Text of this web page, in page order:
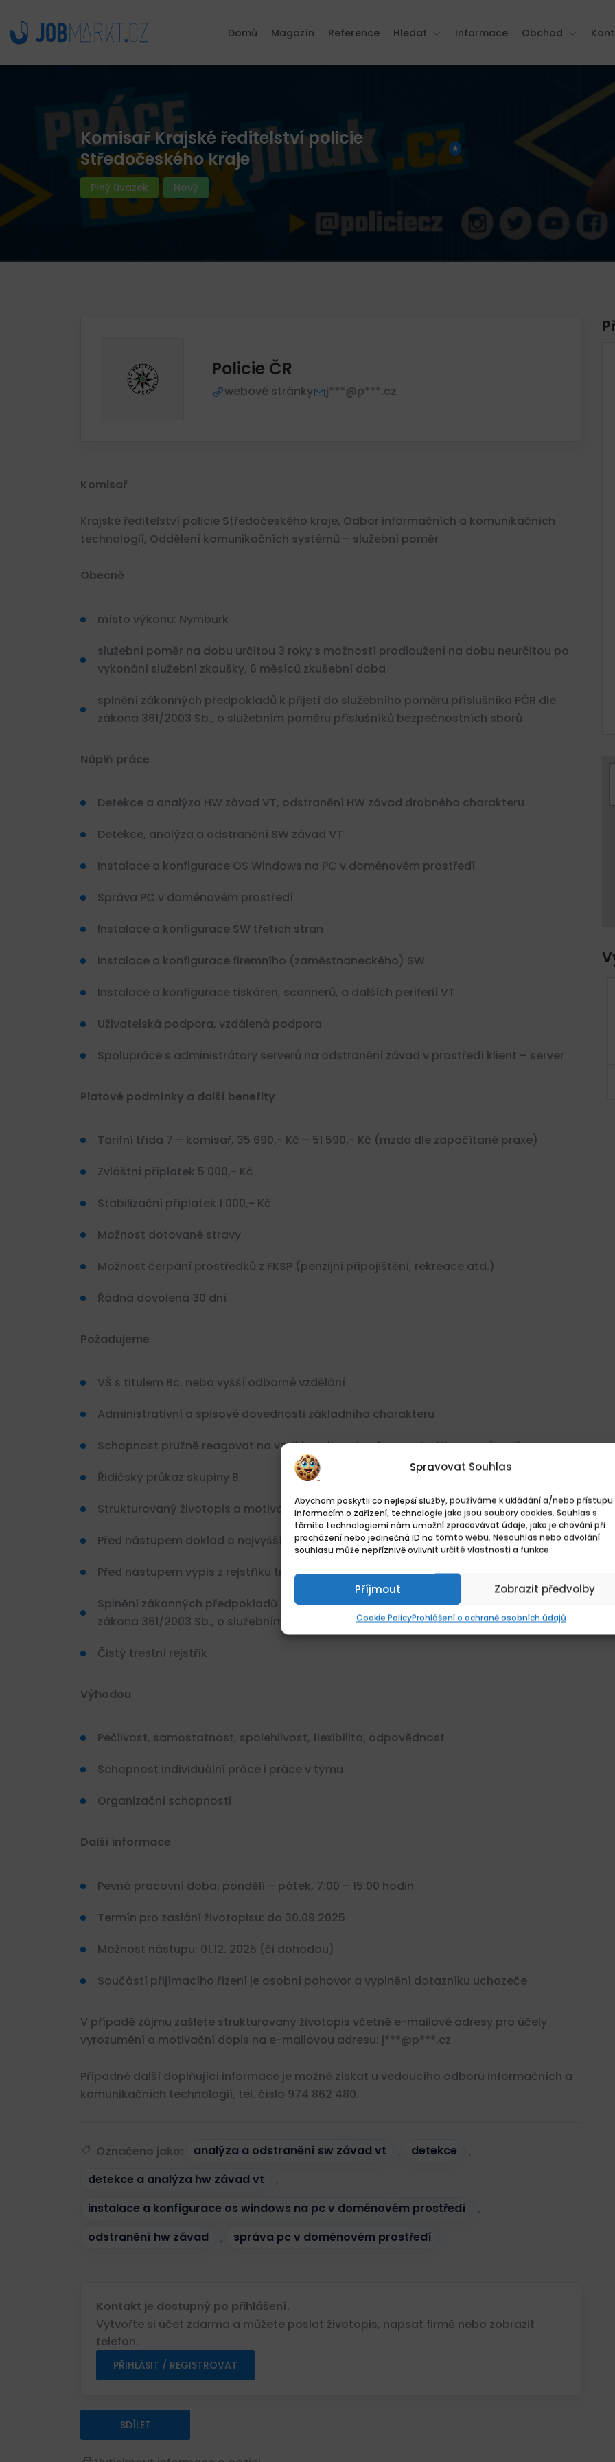
Spravovat Souhlas
Abychom poskytli co nejlepší služby, používáme k ukládání a/nebo přístupu
informacím o zařízení, technologie jako jsou soubory cookies. Souhlas s
těmito technologiemi nám umožní zpracovávat údaje, jako je chování při
procházení nebo jedinečná ID na tomto webu. Nesouhlas nebo odvolání
souhlasu může nepříznivě ovlivnit určité vlastnosti a funkce.
Příjmout Zobrazit předvolby
Cookie PolicyProhlášení o ochraně osobních údajů
Domů Magazín Reference Hledat Informace Obchod
Komisař Krajské ředitelství policie
Středočeského kraje
Plný úvazek Nový
Policie ČR
webové stránky j***@p***.cz
Komisař
Krajské ředitelství policie Středočeského kraje, Odbor informačních a komunikačních
technologií, Oddělení komunikačních systémů – služební poměr
Obecně
místo výkonu: Nymburk
služební poměr na dobu určitou 3 roky s možností prodloužení na dobu neurčitou po
vykonání služební zkoušky, 6 měsíců zkušební doba
splnění zákonných předpokladů k přijetí do služebního poměru příslušníka PČR dle
zákona 361/2003 Sb., o služebním poměru příslušníků bezpečnostních sborů
Náplň práce
Detekce a analýza HW závad VT, odstranění HW závad drobného charakteru
Detekce, analýza a odstranění SW závad VT
Instalace a konfigurace OS Windows na PC v doménovém prostředí
Správa PC v doménovém prostředí
Instalace a konfigurace SW třetích stran
Instalace a konfigurace firemního (zaměstnaneckého) SW
Instalace a konfigurace tiskáren, scannerů, a dalších periferií VT
Uživatelská podpora, vzdálená podpora
Spolupráce s administrátory serverů na odstranění závad v prostředí klient – server
Platové podmínky a další benefity
Tarifní třída 7 – komisař, 35 690,- Kč – 51 590,- Kč (mzda dle započítané praxe)
Zvláštní příplatek 5 000,- Kč
Stabilizační příplatek 1 000,- Kč
Možnost dotované stravy
Možnost čerpání prostředků z FKSP (penzijní připojištění, rekreace atd.)
Řádná dovolená 30 dní
Požadujeme
VŠ s titulem Bc. nebo vyšší odborné vzdělání
Administrativní a spisové dovednosti základního charakteru
Schopnost pružně reagovat na vzniklou situaci, schopnost učit se novým věcem
Řidičský průkaz skupiny B
Strukturovaný životopis a motivační dopis
Před nástupem doklad o nejvyšším dosaženém vzdělání
Před nástupem výpis z rejstříku trestů ne starší třech měsíců
Splnění zákonných předpokladů k přijetí do služebního poměru příslušníka PČR dle
zákona 361/2003 Sb., o služebním poměru příslušníků bezpečnostních sborů
Čistý trestní rejstřík
Výhodou
Pečlivost, samostatnost, spolehlivost, flexibilita, odpovědnost
Schopnost individuální práce i práce v týmu
Organizační schopnosti
Další informace
Pevná pracovní doba: pondělí – pátek, 7:00 – 15:00 hodin
Termín pro zaslání životopisu: do 30.09.2025
Možnost nástupu: 01.12. 2025 (či dohodou)
Součástí přijímacího řízení je osobní pohovor a vyplnění dotazníku uchazeče
V případě zájmu zašlete strukturovaný životopis včetně e-mailové adresy pro účely
vyrozumění a motivační dopis na e-mailovou adresu: j***@p***.cz
Případné další doplňující informace je možné získat u vedoucího odboru informačních a
komunikačních technologií, tel. číslo 974 862 480.
Označeno jako: analýza a odstranění sw závad vt , detekce
,
detekce a analýza hw závad vt
,
instalace a konfigurace os windows na pc v doménovém prostředí
,
odstranění hw závad
, správa pc v doménovém prostředí
Kontakt je dostupný po přihlášení.
Vytvořte si účet zdarma a můžete poslat životopis, napsat firmě nebo zobrazit
telefon.
PŘIHLÁSIT / REGISTROVAT
SDÍLET
POLICIE ČR, ÚSTECKÝ KRAJ
SE HRDINOU SVÉHO MĚSTA
45.320,- KčKč - 63.440,- KčKč
Plný úvazek
POLICIE ČR, ÚSTECKÝ KRAJ